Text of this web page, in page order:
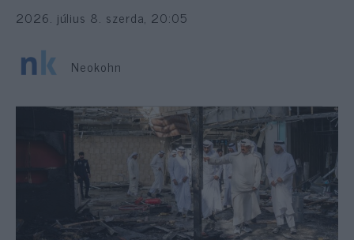
2026. július 8. szerda, 20:05
Neokohn